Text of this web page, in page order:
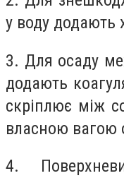
у воду додають
3. Для осаду
додають
скріплює між
власною вагою
4.